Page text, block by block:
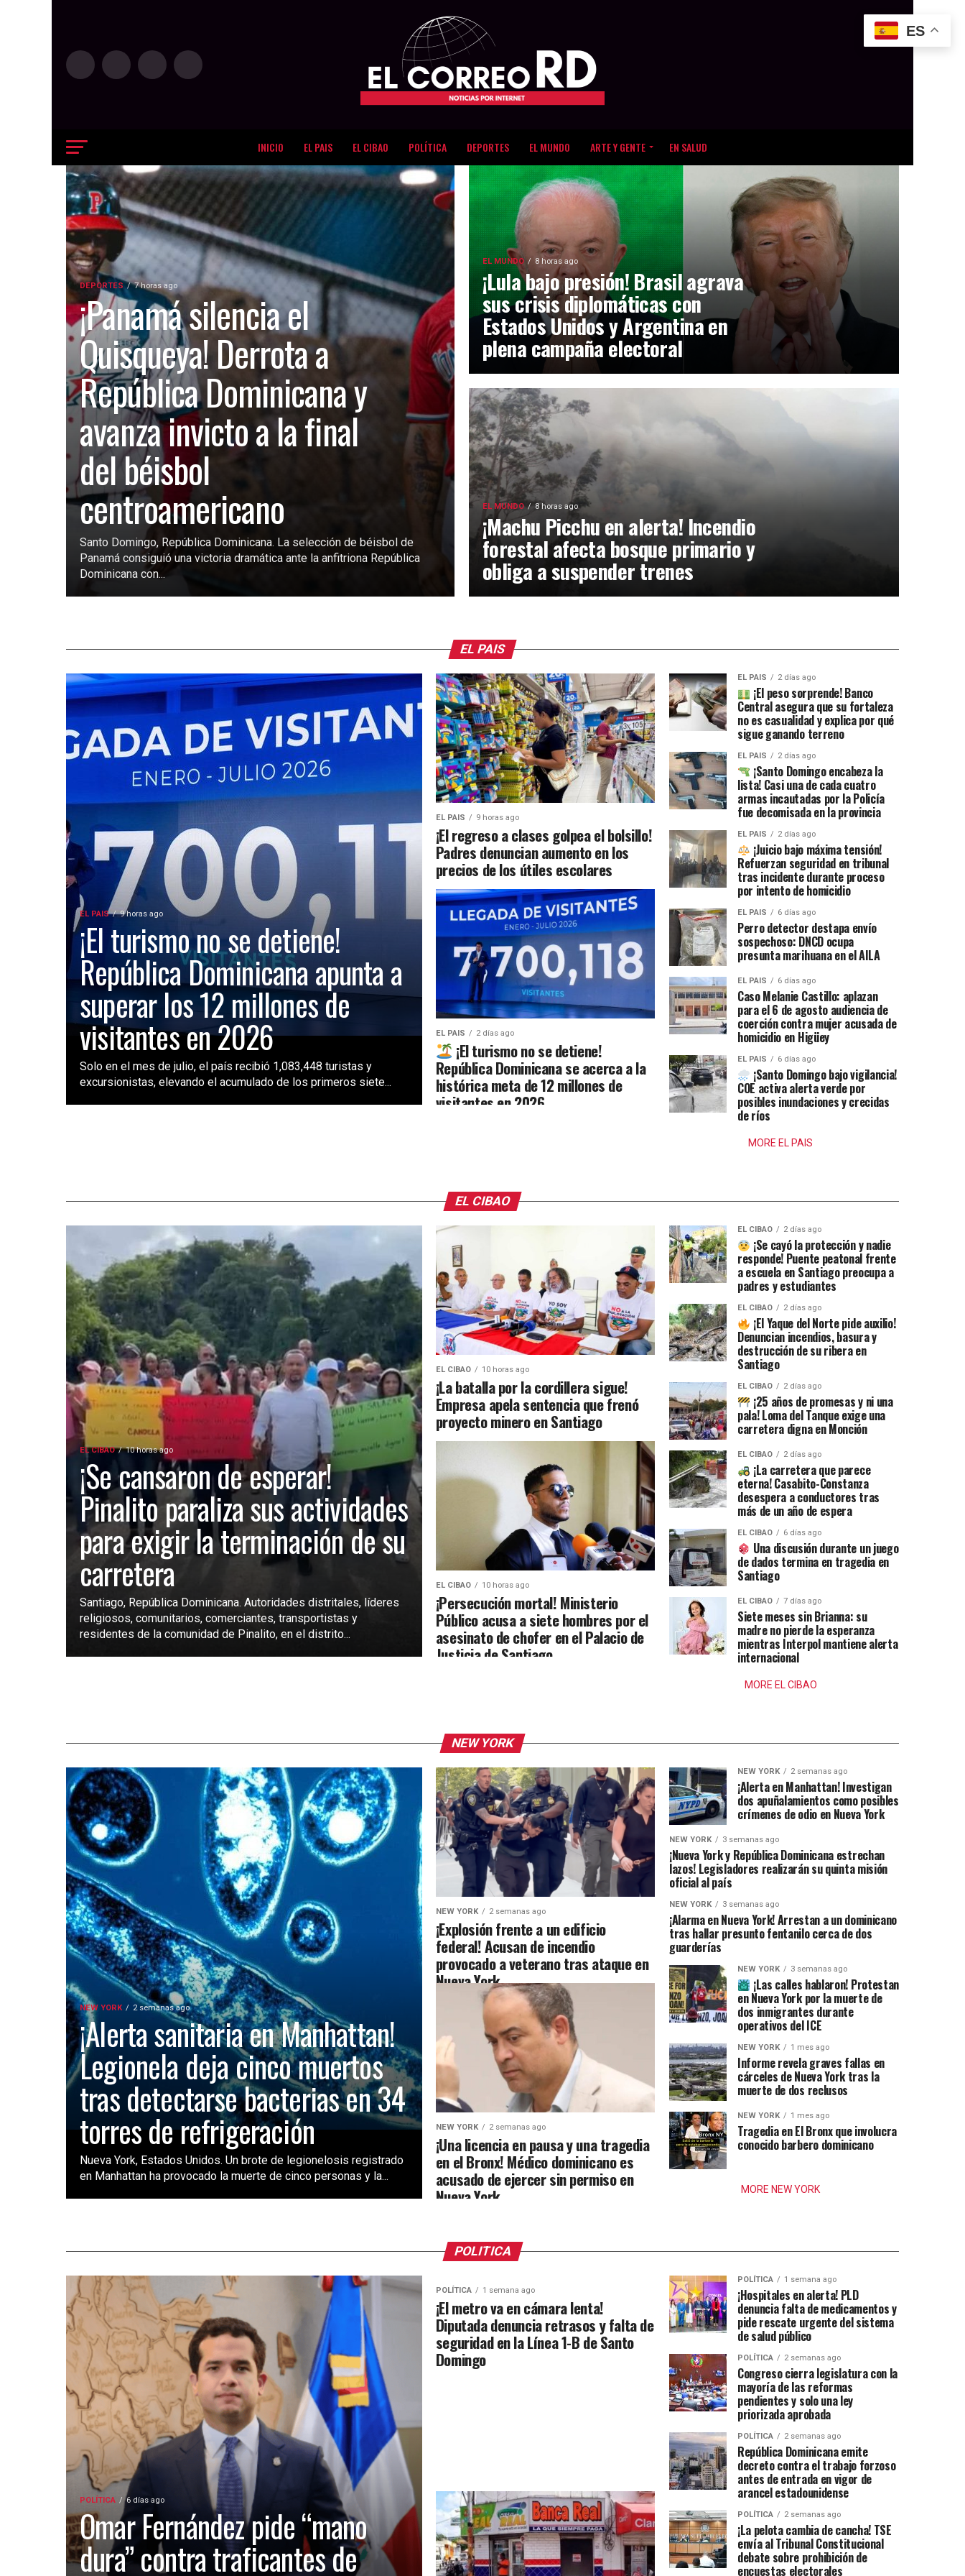
INICIO EL PAIS EL CIBAO POLÍTICA DEPORTES EL MUNDO ARTE Y GENTE EN SALUD
DEPORTES 7 horas ago
¡Panamá silencia el
Quisqueya! Derrota a
República Dominicana y
avanza invicto a la final
del béisbol
centroamericano
Santo Domingo, República Dominicana. La selección de béisbol de
Panamá consiguió una victoria dramática ante la anfitriona República
Dominicana con...
EL MUNDO 8 horas ago
¡Lula bajo presión! Brasil agrava
sus crisis diplomáticas con
Estados Unidos y Argentina en
plena campaña electoral
EL MUNDO 8 horas ago
¡Machu Picchu en alerta! Incendio
forestal afecta bosque primario y
obliga a suspender trenes
EL PAIS
EL PAIS 9 horas ago
¡El turismo no se detiene!
República Dominicana apunta a
superar los 12 millones de
visitantes en 2026
Solo en el mes de julio, el país recibió 1,083,448 turistas y
excursionistas, elevando el acumulado de los primeros siete...
EL PAIS 9 horas ago
¡El regreso a clases golpea el bolsillo!
Padres denuncian aumento en los
precios de los útiles escolares
EL PAIS 2 días ago
¡El turismo no se detiene!
República Dominicana se acerca a la
histórica meta de 12 millones de
visitantes en 2026
EL PAIS 2 días ago
¡El peso sorprende! Banco
Central asegura que su fortaleza
no es casualidad y explica por qué
sigue ganando terreno
EL PAIS 2 días ago
¡Santo Domingo encabeza la
lista! Casi una de cada cuatro
armas incautadas por la Policía
fue decomisada en la provincia
EL PAIS 2 días ago
¡Juicio bajo máxima tensión!
Refuerzan seguridad en tribunal
tras incidente durante proceso
por intento de homicidio
EL PAIS 6 días ago
Perro detector destapa envío
sospechoso: DNCD ocupa
presunta marihuana en el AILA
EL PAIS 6 días ago
Caso Melanie Castillo: aplazan
para el 6 de agosto audiencia de
coerción contra mujer acusada de
homicidio en Higüey
EL PAIS 6 días ago
¡Santo Domingo bajo vigilancia!
COE activa alerta verde por
posibles inundaciones y crecidas
de ríos
MORE EL PAIS
EL CIBAO
EL CIBAO 10 horas ago
¡Se cansaron de esperar!
Pinalito paraliza sus actividades
para exigir la terminación de su
carretera
Santiago, República Dominicana. Autoridades distritales, líderes
religiosos, comunitarios, comerciantes, transportistas y
residentes de la comunidad de Pinalito, en el distrito...
EL CIBAO 10 horas ago
¡La batalla por la cordillera sigue!
Empresa apela sentencia que frenó
proyecto minero en Santiago
EL CIBAO 10 horas ago
¡Persecución mortal! Ministerio
Público acusa a siete hombres por el
asesinato de chofer en el Palacio de
Justicia de Santiago
EL CIBAO 2 días ago
¡Se cayó la protección y nadie
responde! Puente peatonal frente
a escuela en Santiago preocupa a
padres y estudiantes
EL CIBAO 2 días ago
¡El Yaque del Norte pide auxilio!
Denuncian incendios, basura y
destrucción de su ribera en
Santiago
EL CIBAO 2 días ago
¡25 años de promesas y ni una
pala! Loma del Tanque exige una
carretera digna en Monción
EL CIBAO 2 días ago
¡La carretera que parece
eterna! Casabito-Constanza
desespera a conductores tras
más de un año de espera
EL CIBAO 6 días ago
Una discusión durante un juego
de dados termina en tragedia en
Santiago
EL CIBAO 7 días ago
Siete meses sin Brianna: su
madre no pierde la esperanza
mientras Interpol mantiene alerta
internacional
MORE EL CIBAO
NEW YORK
NEW YORK 2 semanas ago
¡Alerta sanitaria en Manhattan!
Legionela deja cinco muertos
tras detectarse bacterias en 34
torres de refrigeración
Nueva York, Estados Unidos. Un brote de legionelosis registrado
en Manhattan ha provocado la muerte de cinco personas y la...
NEW YORK 2 semanas ago
¡Explosión frente a un edificio
federal! Acusan de incendio
provocado a veterano tras ataque en
Nueva York
NEW YORK 2 semanas ago
¡Una licencia en pausa y una tragedia
en el Bronx! Médico dominicano es
acusado de ejercer sin permiso en
Nueva York
NEW YORK 2 semanas ago
¡Alerta en Manhattan! Investigan
dos apuñalamientos como posibles
crímenes de odio en Nueva York
NEW YORK 3 semanas ago
¡Nueva York y República Dominicana estrechan
lazos! Legisladores realizarán su quinta misión
oficial al país
NEW YORK 3 semanas ago
¡Alarma en Nueva York! Arrestan a un dominicano
tras hallar presunto fentanilo cerca de dos
guarderías
NEW YORK 3 semanas ago
¡Las calles hablaron! Protestan
en Nueva York por la muerte de
dos inmigrantes durante
operativos del ICE
NEW YORK 1 mes ago
Informe revela graves fallas en
cárceles de Nueva York tras la
muerte de dos reclusos
NEW YORK 1 mes ago
Tragedia en El Bronx que involucra
conocido barbero dominicano
MORE NEW YORK
POLITICA
POLÍTICA 6 días ago
Omar Fernández pide “mano
dura” contra traficantes de
POLÍTICA 1 semana ago
¡El metro va en cámara lenta!
Diputada denuncia retrasos y falta de
seguridad en la Línea 1-B de Santo
Domingo
POLÍTICA 1 semana ago
¡Hospitales en alerta! PLD
denuncia falta de medicamentos y
pide rescate urgente del sistema
de salud público
POLÍTICA 2 semanas ago
Congreso cierra legislatura con la
mayoría de las reformas
pendientes y solo una ley
priorizada aprobada
POLÍTICA 2 semanas ago
República Dominicana emite
decreto contra el trabajo forzoso
antes de entrada en vigor de
arancel estadounidense
POLÍTICA 2 semanas ago
¡La pelota cambia de cancha! TSE
envía al Tribunal Constitucional
debate sobre prohibición de
encuestas electorales
ES